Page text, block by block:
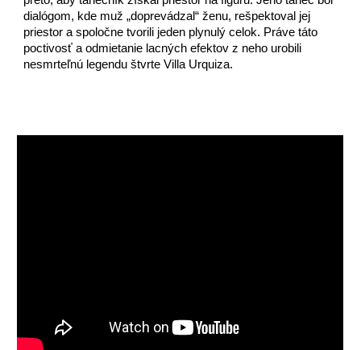
dialógom, kde muž „doprevádzal“ ženu, rešpektoval jej
priestor a spoločne tvorili jeden plynulý celok. Práve táto
poctivosť a odmietanie lacných efektov z neho urobili
nesmrteľnú legendu štvrte Villa Urquiza.